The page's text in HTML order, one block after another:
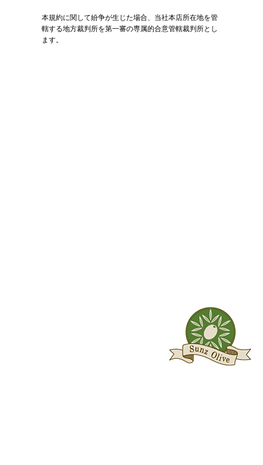
本規約に関して紛争が生じた場合、当社本店所在地を管
轄する地方裁判所を第一審の専属的合意管轄裁判所とし
ます。